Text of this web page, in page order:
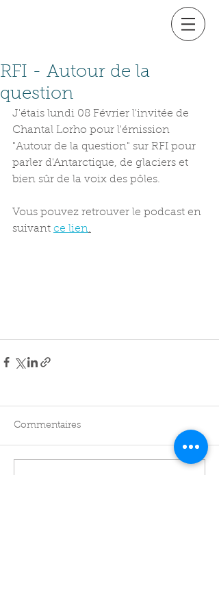
RFI - Autour de la
question
J'étais lundi 08 Février l'invitée de
Chantal Lorho pour l'émission
"Autour de la question" sur RFI pour
parler d'Antarctique, de glaciers et
bien sûr de la voix des pôles.
Vous pouvez retrouver le podcast en
suivant ce lien.
Commentaires